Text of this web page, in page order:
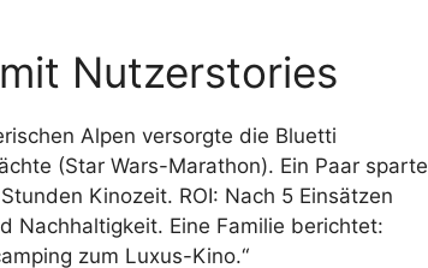
Nutzerstories
Alpen versorgte die Bluetti
(Star Wars-Marathon). Ein Paar sparte
Kinozeit. ROI: Nach 5 Einsätzen
Nachhaltigkeit. Eine Familie berichtet:
zum Luxus-Kino.“